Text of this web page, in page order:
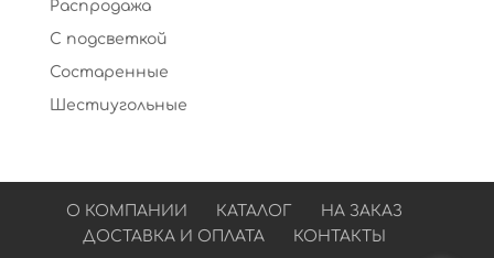
Распродажа
С подсветкой
Состаренные
Шестиугольные
О КОМПАНИИ КАТАЛОГ
НА ЗАКАЗ
ДОСТАВКА И ОПЛАТА
КОНТАКТЫ